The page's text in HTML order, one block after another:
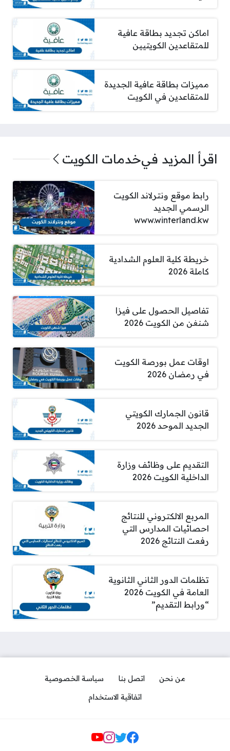
اماكن تجديد بطاقة عافية
للمتقاعدين الكويتيين
مميزات بطاقة عافية الجديدة
للمتقاعدين في الكويت
اقرأ المزيد فيخدمات الكويت
رابط موقع ونترلاند الكويت
الرسمي الجديد
www.winterland.kw
خريطة كلية العلوم الشدادية
كاملة 2026
تفاصيل الحصول على فيزا
شنغن من الكويت 2026
اوقات عمل بورصة الكويت
في رمضان 2026
قانون الجمارك الكويتي
الجديد الموحد 2026
التقديم على وظائف وزارة
الداخلية الكويت 2026
المربع الالكتروني للنتائج
احصائيات المدارس التي
رفعت النتائج 2026
تظلمات الدور الثاني الثانوية
العامة في الكويت 2026
“ورابط التقديم”
من نحن اتصل بنا
سياسة الخصوصية
اتفاقية الاستخدام
Social Links